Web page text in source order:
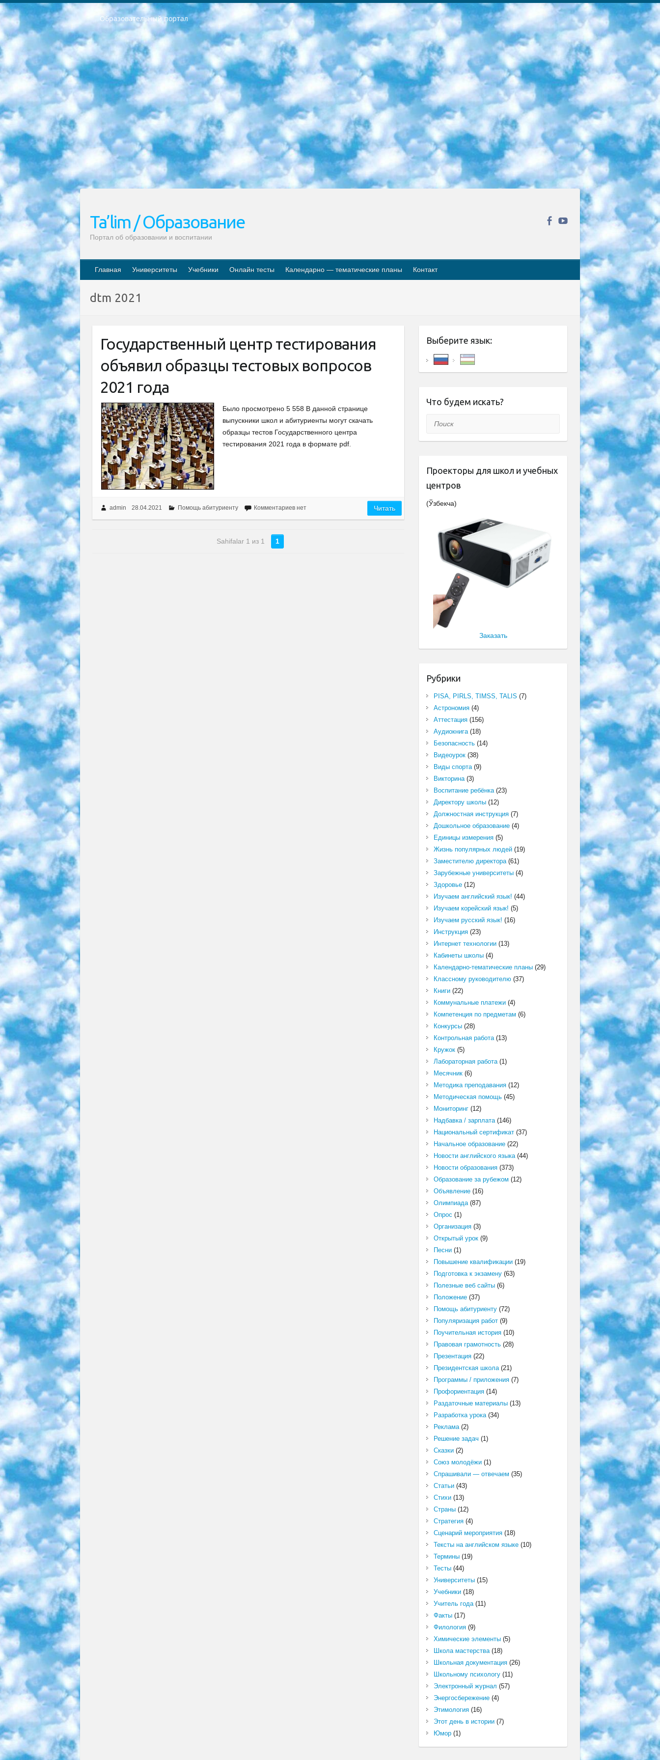
Образовательный портал
РЕСПУБЛИКА УЗБЕКИСТАН МИНИСТРЕРСТВО ДОШКОЛЬНОГО И ШКОЛЬНОГО ОБРАЗОВАНИЯ КОМАНДА в общеобразовательных учреждениях в 2023-2024 учебном году организация и проведение итоговой государственной аттестации обучающихся о Министра дошкольного и школьного образования Республики Узбекистан от 4 марта 2008 года (постановлением Минюста от 20 марта 2008 года № 1778 государственной регистрации) «Итоговое состояние учащихся общего среднего образования на основании положения об утверждении положения об аттестации общего среднего образования выпускной экзамен студентов в образовательных учреждениях в 2023-2024 учебном году В целях организации и прохождения аттестации приказываю: 1. Следующее: перечень предметов, по которым будет проводиться итоговая государственная аттестация и экзамен формы перевода согласно приложению 1; сертификаты международного образца, оценивающие уровень владения иностранными языками перечень согласно приложению 2; 2. Педагогический при специализированных образовательных учреждениях. научно-практический центр квалификации и международной оценки (Д.Давидова) 2024 г. До 25 марта: задания по предметам, по которым будет проводиться итоговая аттестация разработка и утверждение технических условий; итоговая аттестация на основании разработанного предметного задания разработка вопросов по предметам (устно и письменно), экзамен передача; общеобразовательные средние школы и специальные учебные заведения учащиеся выпускных классов школ и интернатов в агентской системе подготовка базы данных экзаменационных материалов и критериев оценки; перевод базы экзаменационных материалов на все языки обучения подать в Республиканский образовательный центр для изготовления; варианты экзаменов на основе разработанных контрольных материалов пусть будут поставлены задачи формирования. 3. Республиканский образовательный центр (Ш.Худайкулов) до 5 апреля 2024 года. до: база данных предоставленных экзаменационных материалов на все языки обучения перевод и экспертиза; для слепых, слабовидящих, глухих, слабослышащих и умственно отсталых детей учащиеся выпускных классов специализированных школ и школ-интернатов база данных экзаменационных материалов на всех преподаваемых языках подготовка критериев оценки; специализированные школы для умственно отсталых детей и технологии для учащихся выпускных классов школ-интернатов разработка соответствующих рекомендаций и критериев проведения ЕГЭ по естествознанию давать задания. 4. Педагогический при специализированных образовательных учреждениях. Научно-практический центр навыков и международной оценки (Д.Давидова), Республика образовательный центр (Худайкулов Ш.) итоговый государственный аттестационный экзамен ориентирован на творческое и логическое мышление при подготовке базы материалов учитывать введение заданий. 5. Следует отметить, что: сертификат государственного образца о знании общеобразовательного предмета и как минимум национальный уровень B1 по предметам на иностранных языках, указанным в Приложении 2. или международно признанный сертификат эквивалентного уровня студенты, изучающие определенный предмет, освобождаются от экзамена; по соответствующим предметам запланирована итоговая государственная аттестация за день до дня, путем жеребьевки Рабочей группой (в письменной форме по предметам, проводимым в форме) из числа сформированных вариантов выбрано 2 варианта; 2 выбранных варианта экзамена анонсированы на официальном сайте министерства и все выпускники по всей стране на основе этих вариантов проводит итоговую государственную аттестацию. 6. Государственное образование учащихся средних общеобразовательных учреждений. знания в соответствии с квалификационными требованиями, которые необходимо приобрести на основании стандартов итоговый (выпускной) контроль для 9 и 11 классов в целях тестирования Экзамены (далее – экзамены) состоят из предметов, перечисленных в приложении 1. будет сделано. 7. Экзамены пройдут с 26 мая по 15 июня 2024 г. (кроме науки физического воспитания). 8. Физическая для учащихся 9 классов общесредних образовательных учреждений. Экзамены по предмету «Образование, квалификация медицина» 1-6 мая 2024 года. сотрудники перевести под присмотр (с отклонениями в физическом или умственном развитии) специализированная школа для детей, школы-интернаты и со сколиозом школы-интернаты санаторного типа для больных детей исключены). 9. Он был слепым, слабовидящим и имел нарушения опорно-двигательного аппарата. экзамены в специализированных школах и интернатах для детей должны проводиться исходя из требований, предъявляемых к общеобразовательным учреждениям (физкультура кроме науки). 10. Специализированная школа для глухих и слабослышащих детей. и экзамены в интернатах и быть реализован в виде письменного теста по математике. 11. Специальность для умственно отсталых детей. Для 9 класса Родной язык и литературное письмо Государственный язык (язык обучения – узбекский). для неклассов) написано Математическое письмо Письменная/устная история Узбекистана Физическое воспитание практично Итоговый контроль Для 11 класса Написание родного языка и литературы (эссе) Математическое письмо Узбекский язык (обучение на узбекском языке) не посещающее общее среднее образование для учреждений)/Образовательное учреждение выбор письменный и устный Иностранный язык письменный/устный Письменная/устная история Узбекистана *По выбору студента:  Химия  Физика  Основы государственного права  География 10 бесплатных образовательных ресурсов - Мы составили подборку онлайн-проектов с интерактивными упражнениями, видеолекциями и статьями. Они помогут вам обрести новые и освежить старые знания бесплатно. 1. «ИНТУИТ» Старейшая образовательная площадка Рунета. Здесь вы найдёте сотни текстовых и видеокурсов на десятки различных тем — от программирования до психологии. Многие курсы подготовлены российскими университетами и крупными международными компаниями вроде Intel и Microsoft. Самостоятельное обучение бесплатное, но желающие могут оплатить услуги персональных наставников. 2. «Смартия» знакомит с актуальными профессиями и подсказывает, как им обучаться. Выбрав заинтересовавшую вас специальность — SMM-специалист, фотограф, веб-дизайнер или другую, — увидите список необходимых для неё умений. Чтобы вы могли освоить их самостоятельно, для каждого умения площадка отображает подборку ссылок на учебные материалы. Хотя «Смартия» ориентируется на русскоязычную аудиторию, часть контента всё же доступна только на английском. 3. «Лекторий Физтеха» Проект Московского физико-технического института (Физтеха). С его помощью вы можете смотреть онлайн серии лекций, записанные на видео в этом вузе. В числе доступных предметов — физика, биология, химия, информационные технологии и другие. К некоторым лекциям администрация ресурса прилагает готовые конспекты, которые можно скачивать в PDF-формате. 4. ITMOcourses Онлайн-площадка Санкт-Петербургского национального исследовательского университета информационных технологий, механики и оптики (ИТМО). Ресурс предоставляет свободный доступ к курсам, разработанным в этом вузе. Каталог материалов разбит на четыре категории: «Оптические системы и технологии», «Приборостроение и робототехника», «Информационные технологии» и «Биотехнологии». Курсы состоят из видеолекций, интерактивных демонстраций и заданий. 5. «КиберЛенинка» Электронная научная библиотека открытого доступа. Каталог площадки регулярно обрастает текстами статей из различных научных изданий. Сгруппированные по журналам и рубрикам публикации можно читать онлайн или скачивать целиком в PDF-формате. Проект нацелен на популяризацию науки за счёт открытого доступа к качественной информации. 6. «ПостНаука» На этом ресурсе публикуют подборки видеолекций, составленные экспертами из разных отраслей и объединённые общими темами. Среди них, к примеру, есть серии «Биоинформатика и геномика», «Культура средневековой Скандинавии» и Cinema Studies о теории кино. Каждая подборка лекций — логически связанная история, рассказанная экспертом от первого лица. Кроме того, на сайте появляются научно-образовательные статьи и тесты на разные темы. 7. «Newочём» Команда проекта «Newочём» отбирает самые интересные тексты из англоязычных СМИ и переводит те из них, за которые голосуют участники сообщества «ВКонтакте». По большей части это научно-популярные статьи. Редакторы придумывают лишь заголовки, в остальном содержание переводов соответствует оригиналам. Полные тексты можно читать прямо в социальной сети. 8. InternetUrok Онлайн-база материалов по основным дисциплинам школьной программы. Информация на сайте структурирована по классам, предметам и темам (урокам). Каждый урок состоит из видеолекций и конспектов. Есть также интерактивные тренажёры и тесты для закрепления пройденного материала. Даже если вы давно окончили школу, возможность повторить программу старших классов всегда может пригодиться. 9. Edutainme Ещё один ресурс об образовании. В отличие от Newtonew, как мне кажется, Edutainme больше ориентируется на представителей индустрии: педагогов, предпринимателей, разработчиков образовательных проектов. Но и любой, кто просто стремится к саморазвитию, найдёт на сайте много полезного и интересного для себя. Например, информацию о новых курсах и образовательных сервисах. 10. Newtonew Онлайн-медиа об образовании и обучении в широком смысле. Авторы Newtonew пишут об инструментах, заведениях, тактиках и стратегиях, которые помогают учить других и получать новые знания самостоятельно. На этой площадке вы найдёте новости, обзоры, аналитические мат
Ta’lim / Образование
Портал об образовании и воспитании
Главная Университеты Учебники Онлайн тесты Календарно — тематические планы Контакт
dtm 2021
Государственный центр тестирования
объявил образцы тестовых вопросов
2021 года
Было просмотрено 5 558 В данной странице
выпускники школ и абитуриенты могут скачать
образцы тестов Государственного центра
тестирования 2021 года в формате pdf.
admin 28.04.2021 Помощь абитуриенту Комментариев нет Читать
Sahifalar 1 из 1 1
Выберите язык:
Что будем искать?
Поиск
Проекторы для школ и учебных
центров
(Ўзбекча)
Заказать
Рубрики
PISA, PIRLS, TIMSS, TALIS (7)
Астрономия(4)
Аттестация(156)
Аудиокнига(18)
Безопасность(14)
Видеоурок(38)
Виды спорта(9)
Викторина(3)
Воспитание ребёнка(23)
Директору школы(12)
Должностная инструкция(7)
Дошкольное образование(4)
Единицы измерения(5)
Жизнь популярных людей(19)
Заместителю директора(61)
Зарубежные университеты(4)
Здоровье(12)
Изучаем английский язык! (44)
Изучаем корейский язык! (5)
Изучаем русский язык! (16)
Инструкция(23)
Интернет технологии(13)
Кабинеты школы(4)
Календарно-тематические планы(29)
Классному руководителю(37)
Книги(22)
Коммунальные платежи(4)
Компетенция по предметам (6)
Конкурсы(28)
Контрольная работа(13)
Кружок(5)
Лабораторная работа(1)
Месячник(6)
Методика преподавания(12)
Методическая помощь(45)
Мониторинг(12)
Надбавка / зарплата(146)
Национальный сертификат(37)
Начальное образование(22)
Новости английского языка(44)
Новости образования(373)
Образование за рубежом (12)
Объявление(16)
Олимпиада(87)
Опрос (1)
Организация(3)
Открытый урок(9)
Песни(1)
Повышение квалификации(19)
Подготовка к экзамену(63)
Полезные веб сайты(6)
Положение(37)
Помощь абитуриенту(72)
Популяризация работ(9)
Поучительная история(10)
Правовая грамотность(28)
Презентация(22)
Президентская школа(21)
Программы / приложения(7)
Профориентация(14)
Раздаточные материалы(13)
Разработка урока(34)
Реклама(2)
Решение задач (1)
Сказки(2)
Союз молодёжи(1)
Спрашивали — отвечаем (35)
Статьи(43)
Стихи(13)
Страны(12)
Стратегия(4)
Сценарий мероприятия(18)
Тексты на английском языке(10)
Термины(19)
Тесты(44)
Университеты(15)
Учебники(18)
Учитель года(11)
Факты(17)
Филология(9)
Химические элементы(5)
Школа мастерства(18)
Школьная документация(26)
Школьному психологу(11)
Электронный журнал (57)
Энергосбережение(4)
Этимология(16)
Этот день в истории(7)
Юмор(1)